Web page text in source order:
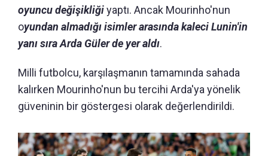
oyuncu değişikliğiyaptı. Ancak Mourinho'nun
oyundan almadığı isimler arasında kaleci Lunin'in
yanı sıra Arda Güler de yer aldı.
Milli futbolcu, karşılaşmanın tamamında sahada
kalırken Mourinho'nun bu tercihi Arda'ya yönelik
güveninin bir göstergesi olarak değerlendirildi.